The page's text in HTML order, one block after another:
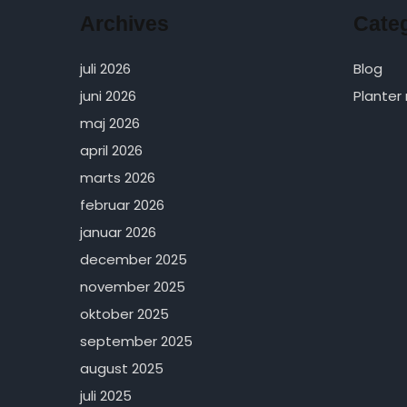
Archives
juli 2026
juni 2026
maj 2026
april 2026
marts 2026
februar 2026
januar 2026
december 2025
november 2025
oktober 2025
september 2025
august 2025
juli 2025
Blog
Planter